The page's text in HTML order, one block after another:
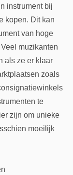
instrument bij
kopen. Dit kan
van hoge
muzikanten
als ze er klaar
zoals
te
zijn om unieke
moeilijk